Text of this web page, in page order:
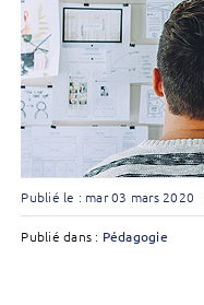
Publié le : mar 03 mars 2020
Publié dans : Pédagogie